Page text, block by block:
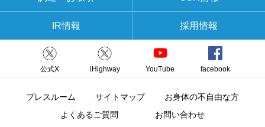
IR情報 採用情報
公式X iHighway YouTube facebook
プレスルーム サイトマップ
お身体の不自由な方
よくあるご質問
お問い合わせ